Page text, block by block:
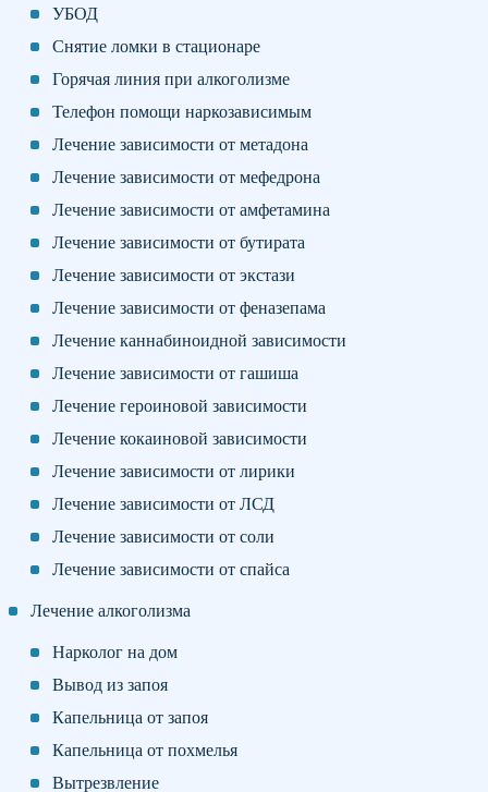
УБОД
Снятие ломки в стационаре
Горячая линия при алкоголизме
Телефон помощи наркозависимым
Лечение зависимости от метадона
Лечение зависимости от мефедрона
Лечение зависимости от амфетамина
Лечение зависимости от бутирата
Лечение зависимости от экстази
Лечение зависимости от феназепама
Лечение каннабиноидной зависимости
Лечение зависимости от гашиша
Лечение героиновой зависимости
Лечение кокаиновой зависимости
Лечение зависимости от лирики
Лечение зависимости от ЛСД
Лечение зависимости от соли
Лечение зависимости от спайса
Лечение алкоголизма
Нарколог на дом
Вывод из запоя
Капельница от запоя
Капельница от похмелья
Вытрезвление